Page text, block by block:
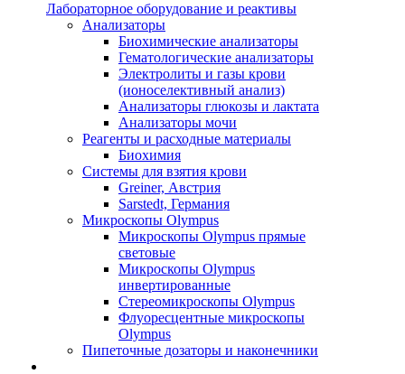
Лабораторное оборудование и реактивы
Анализаторы
Биохимические анализаторы
Гематологические анализаторы
Электролиты и газы крови
(ионоселективный анализ)
Анализаторы глюкозы и лактата
Анализаторы мочи
Реагенты и расходные материалы
Биохимия
Системы для взятия крови
Greiner, Австрия
Sarstedt, Германия
Микроскопы Olympus
Микроскопы Olympus прямые
световые
Микроскопы Olympus
инвертированные
Стереомикроскопы Olympus
Флуоресцентные микроскопы
Olympus
Пипеточные дозаторы и наконечники